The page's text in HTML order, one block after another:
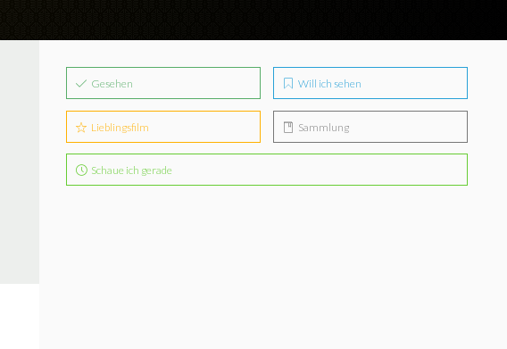
Gesehen Will ich sehen
Lieblingsfilm Sammlung
Schaue ich gerade